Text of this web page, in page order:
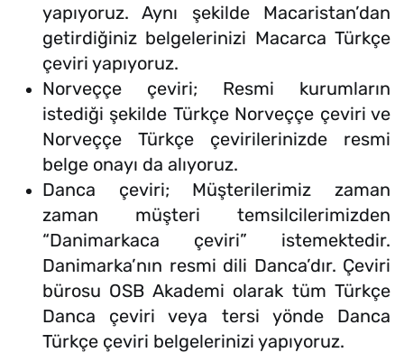
yapıyoruz. Aynı şekilde Macaristan’dan
getirdiğiniz belgelerinizi Macarca Türkçe
çeviri yapıyoruz.
Norveççe çeviri; Resmi kurumların
istediği şekilde Türkçe Norveççe çeviri ve
Norveççe Türkçe çevirilerinizde resmi
belge onayı da alıyoruz.
Danca çeviri; Müşterilerimiz zaman
zaman müşteri temsilcilerimizden
“Danimarkaca çeviri” istemektedir.
Danimarka’nın resmi dili Danca’dır. Çeviri
bürosu OSB Akademi olarak tüm Türkçe
Danca çeviri veya tersi yönde Danca
Türkçe çeviri belgelerinizi yapıyoruz.